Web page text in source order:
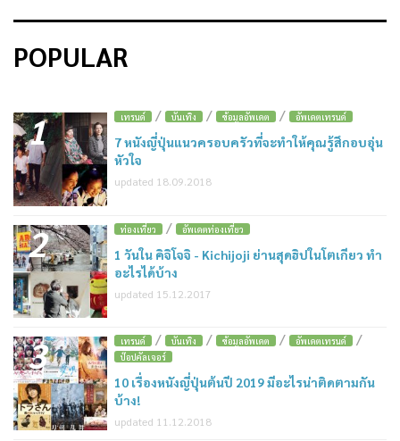
POPULAR
1 เทรนด์ / บันเทิง / ข้อมูลอัพเดต / อัพเดตเทรนด์
7 หนังญี่ปุ่นแนวครอบครัวที่จะทำให้คุณรู้สึกอบอุ่น
หัวใจ
updated 18.09.2018
2 ท่องเที่ยว / อัพเดตท่องเที่ยว
1 วันใน คิจิโจจิ - Kichijoji ย่านสุดฮิปในโตเกียว ทำ
อะไรได้บ้าง
updated 15.12.2017
3 เทรนด์ / บันเทิง / ข้อมูลอัพเดต / อัพเดตเทรนด์ /
ป๊อปคัลเจอร์
10 เรื่องหนังญี่ปุ่นต้นปี 2019 มีอะไรน่าติดตามกัน
บ้าง!
updated 11.12.2018